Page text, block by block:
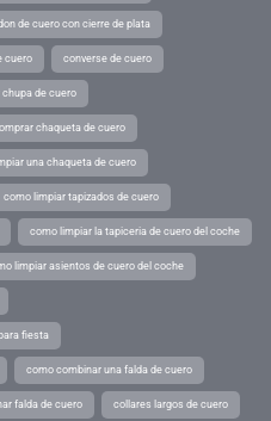
de cuero con cierre de plata
cuero converse de cuero
de cuero
chaqueta de cuero
una chaqueta de cuero
como limpiar tapizados de cuero
como limpiar la tapiceria de cuero del coche
limpiar asientos de cuero del coche
fiesta
como combinar una falda de cuero
falda de cuero collares largos de cuero